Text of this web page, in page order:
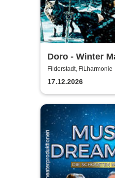
Doro - Winter
2026
Filderstadt, FILharmonie
17.12.2026